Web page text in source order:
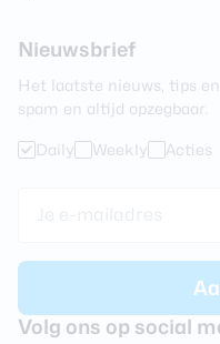
Nieuwsbrief
Het laatste nieuws, tips
spam en altijd opzegbaar.
Daily Weekly Acties
Volg ons op social